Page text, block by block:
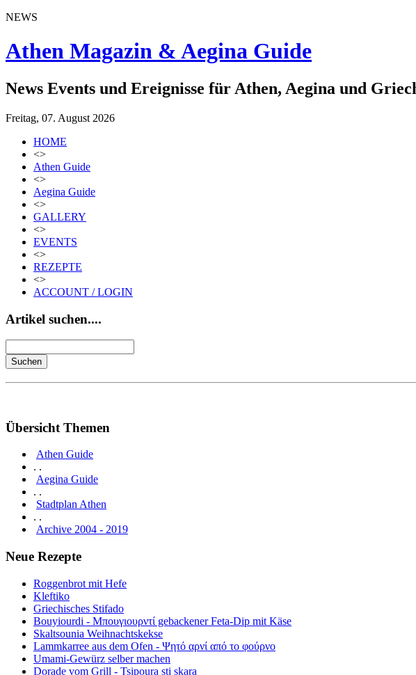
NEWS
Athen Magazin & Aegina Guide
News Events und Ereignisse für Athen, Aegina und
Freitag, 07. August 2026
HOME
<>
Athen Guide
<>
Aegina Guide
<>
GALLERY
<>
EVENTS
<>
REZEPTE
<>
ACCOUNT / LOGIN
Artikel suchen....
Übersicht Themen
Athen Guide
. .
Aegina Guide
. .
Stadtplan Athen
. .
Archive 2004 - 2019
Neue Rezepte
Roggenbrot mit Hefe
Kleftiko
Griechisches Stifado
Bouyiourdi - Μπουγιουρντί gebackener Feta-Dip mit Käse
Skaltsounia Weihnachtskekse
Lammkarree aus dem Ofen - Ψητό αρνί από το φούρνο
Umami-Gewürz selber machen
Dorade vom Grill - Tsipoura sti skara